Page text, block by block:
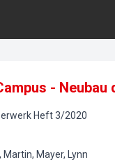
-
Heft3/2020
Martin, Mayer, Lynn